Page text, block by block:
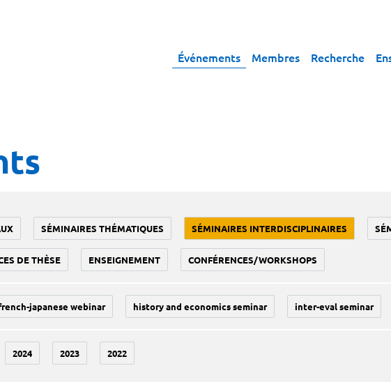
Événements Membres Recherche
SÉMINAIRES THÉMATIQUES SÉMINAIRES INTERDISCIPLINAIRES
DE THÈSE ENSEIGNEMENT CONFÉRENCES/WORKSHOPS
japanese webinar history and economics seminar inter-eval seminar
2024 2023 2022